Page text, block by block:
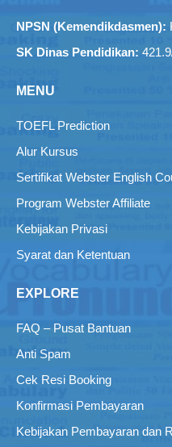
NPSN (Kemendikdasmen):
SK Dinas Pendidikan:
MENU
TOEFL Prediction
Alur Kursus
Sertifikat Webster English
Program Webster Affiliate
Kebijakan Privasi
Syarat dan Ketentuan
EXPLORE
FAQ – Pusat Bantuan
Anti Spam
Cek Resi Booking
Konfirmasi Pembayaran
Kebijakan Pembayaran dan